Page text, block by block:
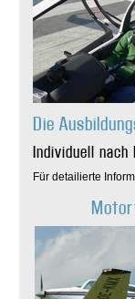
Die
Individuell nach
Für detailierte